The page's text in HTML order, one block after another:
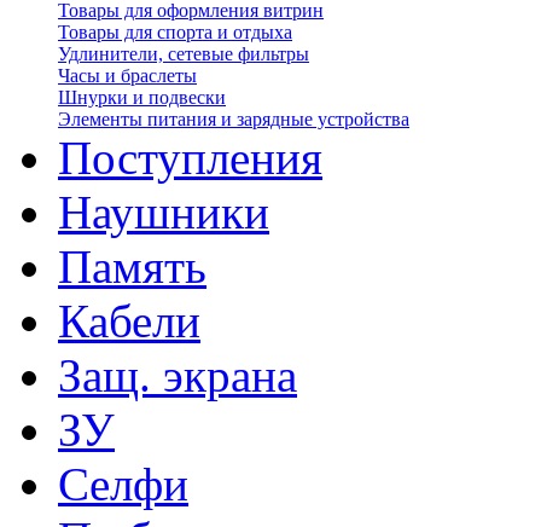
Товары для оформления витрин
Товары для спорта и отдыха
Удлинители, сетевые фильтры
Часы и браслеты
Шнурки и подвески
Элементы питания и зарядные устройства
Поступления
Наушники
Память
Кабели
Защ. экрана
ЗУ
Селфи